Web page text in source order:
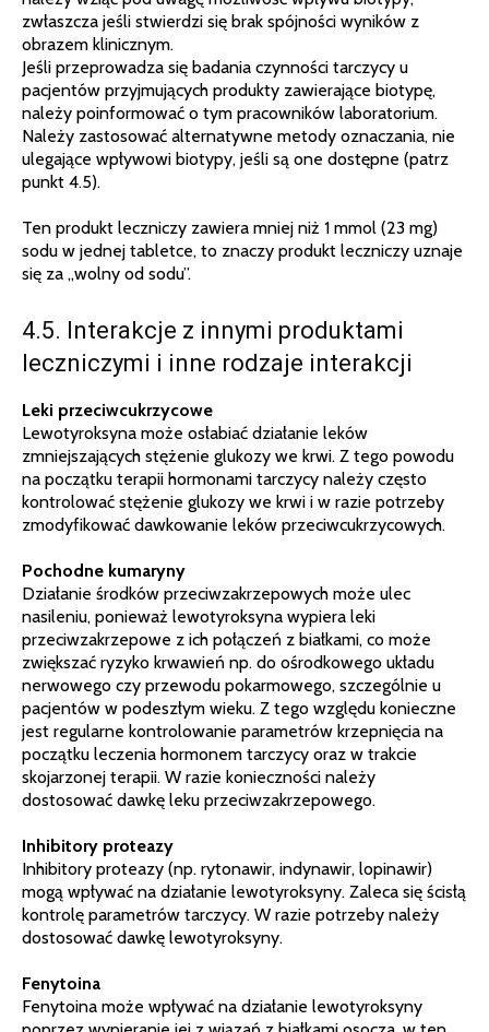
zwłaszcza jeśli stwierdzi się brak spójności wyników z
obrazem klinicznym.
Jeśli przeprowadza się badania czynności tarczycy u
pacjentów przyjmujących produkty zawierające biotypę,
należy poinformować o tym pracowników laboratorium.
Należy zastosować alternatywne metody oznaczania, nie
ulegające wpływowi biotypy, jeśli są one dostępne (patrz
punkt 4.5).
Ten produkt leczniczy zawiera mniej niż 1 mmol (23 mg)
sodu w jednej tabletce, to znaczy produkt leczniczy uznaje
się za „wolny od sodu”.
4.5. Interakcje z innymi produktami
leczniczymi i inne rodzaje interakcji
Leki przeciwcukrzycowe
Lewotyroksyna może osłabiać działanie leków
zmniejszających stężenie glukozy we krwi. Z tego powodu
na początku terapii hormonami tarczycy należy często
kontrolować stężenie glukozy we krwi i w razie potrzeby
zmodyfikować dawkowanie leków przeciwcukrzycowych.
Pochodne kumaryny
Działanie środków przeciwzakrzepowych może ulec
nasileniu, ponieważ lewotyroksyna wypiera leki
przeciwzakrzepowe z ich połączeń z białkami, co może
zwiększać ryzyko krwawień np. do ośrodkowego układu
nerwowego czy przewodu pokarmowego, szczególnie u
pacjentów w podeszłym wieku. Z tego względu konieczne
jest regularne kontrolowanie parametrów krzepnięcia na
początku leczenia hormonem tarczycy oraz w trakcie
skojarzonej terapii. W razie konieczności należy
dostosować dawkę leku przeciwzakrzepowego.
Inhibitory proteazy
Inhibitory proteazy (np. rytonawir, indynawir, lopinawir)
mogą wpływać na działanie lewotyroksyny. Zaleca się ścisłą
kontrolę parametrów tarczycy. W razie potrzeby należy
dostosować dawkę lewotyroksyny.
Fenytoina
Fenytoina może wpływać na działanie lewotyroksyny